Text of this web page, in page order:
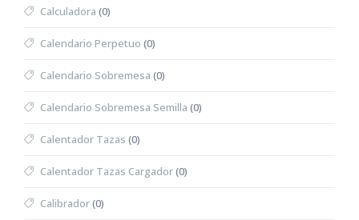
Calculadora (0)
Calendario Perpetuo (0)
Calendario Sobremesa (0)
Calendario Sobremesa Semilla (0)
Calentador Tazas (0)
Calentador Tazas Cargador(0)
Calibrador(0)